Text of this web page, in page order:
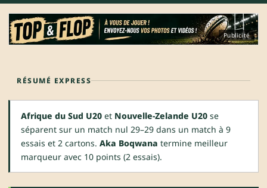
Publicité
RÉSUMÉ EXPRESS
Afrique du Sud U20 et Nouvelle-Zelande U20 se
séparent sur un match nul 29–29 dans un match à 9
essais et 2 cartons. Aka Boqwana termine meilleur
marqueur avec 10 points (2 essais).